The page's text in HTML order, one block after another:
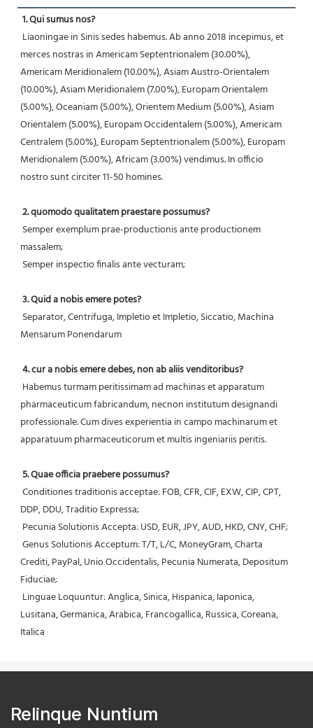
1. Qui sumus nos?
merces nostras in Americam Septentrionalem (30.00%),
Americam Meridionalem (10.00%), Asiam Austro-Orientalem
(10.00%), Asiam Meridionalem (7.00%), Europam Orientalem
(5.00%), Oceaniam (5.00%), Orientem Medium (5.00%), Asiam
Orientalem (5.00%), Europam Occidentalem (5.00%), Americam
Centralem (5.00%), Europam Septentrionalem (5.00%), Europam
Meridionalem (5.00%), Africam (3.00%) vendimus. In officio
nostro sunt circiter 11-50 homines.
2. quomodo qualitatem praestare possumus?
massalem;
Semper inspectio finalis ante vecturam;
3. Quid a nobis emere potes?
Mensarum Ponendarum
4. cur a nobis emere debes, non ab aliis venditoribus?
pharmaceuticum fabricandum, necnon institutum designandi
professionale. Cum dives experientia in campo machinarum et
apparatuum pharmaceuticorum et multis ingeniariis peritis.
5. Quae officia praebere possumus?
DDP, DDU, Traditio Expressa;
Pecunia Solutionis Accepta: USD, EUR, JPY, AUD, HKD, CNY, CHF;
Crediti, PayPal, Unio Occidentalis, Pecunia Numerata, Depositum
Fiduciae;
Lusitana, Germanica, Arabica, Francogallica, Russica, Coreana,
Italica
Relinque Nuntium